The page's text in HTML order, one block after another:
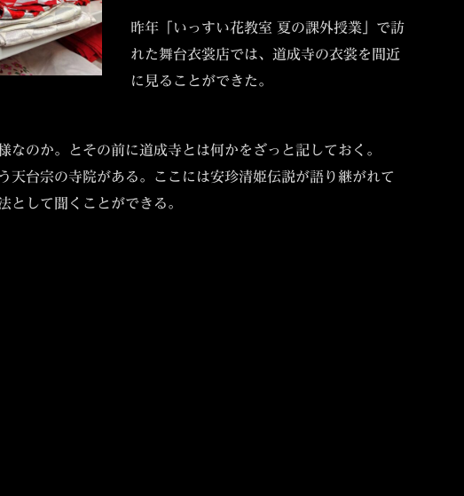
昨年「いっすい花教室 夏の課外授業」で訪
れた舞台衣裳店では、道成寺の衣裳を間近
に見ることができた。
なのか。とその前に道成寺とは何かをざっと記しておく。
天台宗の寺院がある。ここには安珍清姫伝説が語り継がれて
として聞くことができる。